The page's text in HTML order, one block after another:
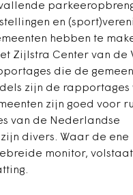
en
hebben te
Zijlstra Center van de
die de
zijn de rapportages
zijn goed voor
van de Nederlandse
divers. Waar de ene
monitor,